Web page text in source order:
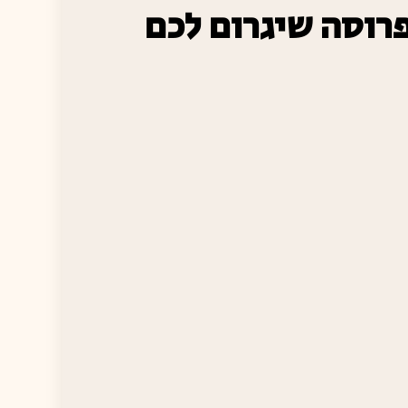
לפרוסה שיגרום לכם